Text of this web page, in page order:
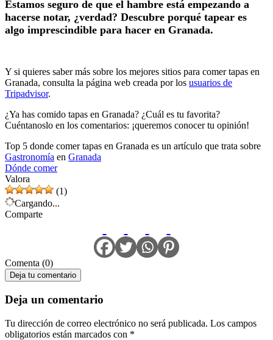
Estamos seguro de que el hambre está empezando a
hacerse notar, ¿verdad? Descubre porqué tapear es
algo imprescindible para hacer en Granada.
Y si quieres saber más sobre los mejores sitios para comer tapas en
Granada, consulta la página web creada por los usuarios de
Tripadvisor.
¿Ya has comido tapas en Granada? ¿Cuál es tu favorita?
Cuéntanoslo en los comentarios: ¡queremos conocer tu opinión!
Top 5 donde comer tapas en Granada es un artículo que trata sobre
Gastronomía en Granada
Dónde comer
Valora
(1)
Cargando...
Comparte
Comenta (0)
Deja tu comentario
Deja un comentario
Tu dirección de correo electrónico no será publicada. Los campos
obligatorios están marcados con *